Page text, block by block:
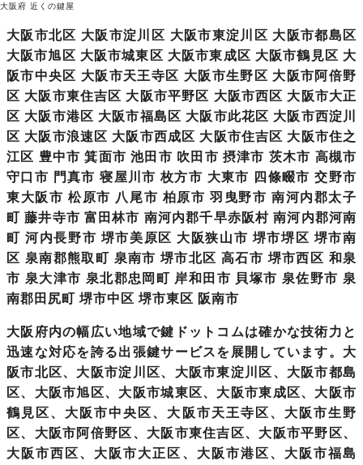
大阪府 近くの鍵屋
大阪市北区 大阪市淀川区 大阪市東淀川区 大阪市都島区
大阪市旭区 大阪市城東区 大阪市東成区 大阪市鶴見区 大
阪市中央区 大阪市天王寺区 大阪市生野区 大阪市阿倍野
区 大阪市東住吉区 大阪市平野区 大阪市西区 大阪市大正
区 大阪市港区 大阪市福島区 大阪市此花区 大阪市西淀川
区 大阪市浪速区 大阪市西成区 大阪市住吉区 大阪市住之
江区 豊中市 箕面市 池田市 吹田市 摂津市 茨木市 高槻市
守口市 門真市 寝屋川市 枚方市 大東市 四條畷市 交野市
東大阪市 松原市 八尾市 柏原市 羽曳野市 南河内郡太子
町 藤井寺市 富田林市 南河内郡千早赤阪村 南河内郡河南
町 河内長野市 堺市美原区 大阪狭山市 堺市堺区 堺市南
区 泉南郡熊取町 泉南市 堺市北区 高石市 堺市西区 和泉
市 泉大津市 泉北郡忠岡町 岸和田市 貝塚市 泉佐野市 泉
南郡田尻町 堺市中区 堺市東区 阪南市
大阪府内の幅広い地域で鍵ドットコムは確かな技術力と
迅速な対応を誇る出張鍵サービスを展開しています。大
阪市北区、大阪市淀川区、大阪市東淀川区、大阪市都島
区、大阪市旭区、 大阪市城東区、大阪市東成区、大阪市
鶴見区、大阪市中央区、大阪市天王寺区、大阪市生野
区、大阪市阿倍野区、大阪市東住吉区、大阪市平野区、
大阪市西区、大阪市大正区、大阪市港区、大阪市福島